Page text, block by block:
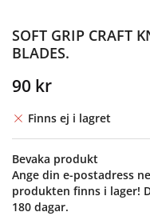
SOFT GRIP CRAFT
BLADES.
90 kr
Finns ej i lagret
Bevaka produkt
Ange din e-postadress
produkten finns i lager!
180 dagar.